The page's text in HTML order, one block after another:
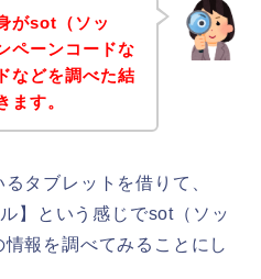
がsot（ソッ
ペーンコードな
などを調べた結
ます。
タブレットを借りて、
】という感じでsot（ソッ
報を調べてみることにし